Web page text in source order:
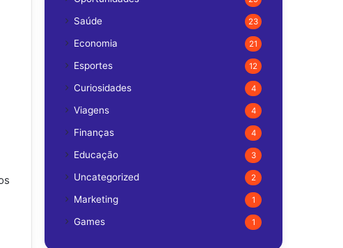
Saúde 23
Economia 21
Esportes 12
Curiosidades 4
Viagens 4
Finanças 4
Educação 3
Uncategorized 2
Marketing 1
Games 1